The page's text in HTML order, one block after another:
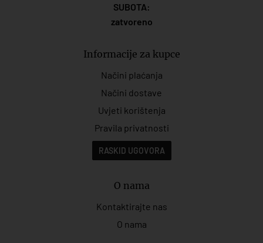
SUBOTA:
zatvoreno
Informacije za kupce
Načini plaćanja
Načini dostave
Uvjeti korištenja
Pravila privatnosti
RASKID UGOVORA
O nama
Kontaktirajte nas
O nama